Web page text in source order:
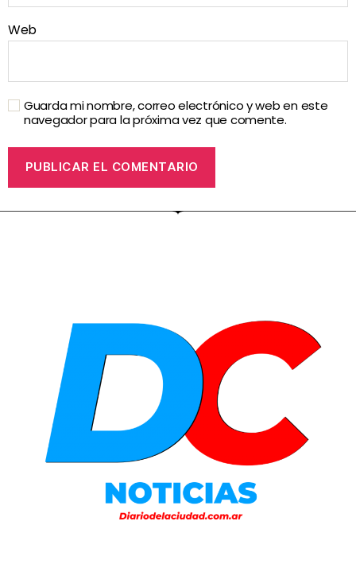
Web
Guarda mi nombre, correo electrónico y web en este
navegador para la próxima vez que comente.